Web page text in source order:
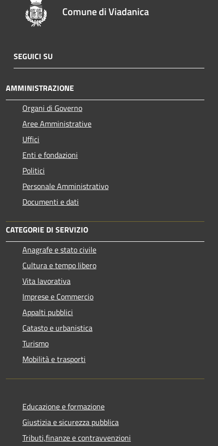
Comune di Viadanica
SEGUICI SU
AMMINISTRAZIONE
Organi di Governo
Aree Amministrative
Uffici
Enti e fondazioni
Politici
Personale Amministrativo
Documenti e dati
CATEGORIE DI SERVIZIO
Anagrafe e stato civile
Cultura e tempo libero
Vita lavorativa
Imprese e Commercio
Appalti pubblici
Catasto e urbanistica
Turismo
Mobilità e trasporti
Educazione e formazione
Giustizia e sicurezza pubblica
Tributi,finanze e contravvenzioni